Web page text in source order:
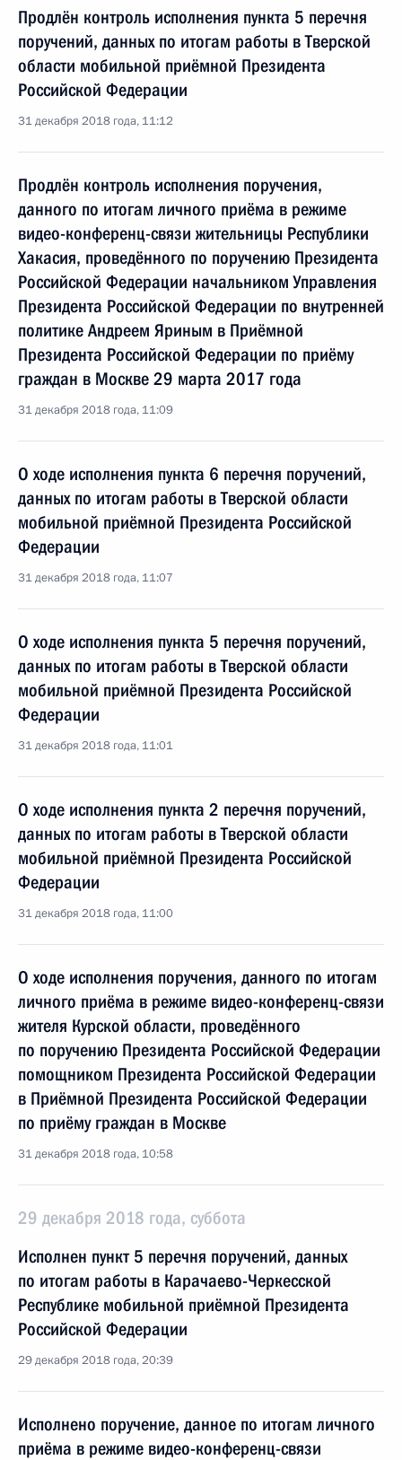
Продлён контроль исполнения пункта 5 перечня
поручений, данных по итогам работы в Тверской
области мобильной приёмной Президента
Российской Федерации
31 декабря 2018 года, 11:12
Продлён контроль исполнения поручения,
данного по итогам личного приёма в режиме
видео-конференц-связи жительницы Республики
Хакасия, проведённого по поручению Президента
Российской Федерации начальником Управления
Президента Российской Федерации по внутренней
политике Андреем Яриным в Приёмной
Президента Российской Федерации по приёму
граждан в Москве 29 марта 2017 года
31 декабря 2018 года, 11:09
О ходе исполнения пункта 6 перечня поручений,
данных по итогам работы в Тверской области
мобильной приёмной Президента Российской
Федерации
31 декабря 2018 года, 11:07
О ходе исполнения пункта 5 перечня поручений,
данных по итогам работы в Тверской области
мобильной приёмной Президента Российской
Федерации
31 декабря 2018 года, 11:01
О ходе исполнения пункта 2 перечня поручений,
данных по итогам работы в Тверской области
мобильной приёмной Президента Российской
Федерации
31 декабря 2018 года, 11:00
О ходе исполнения поручения, данного по итогам
личного приёма в режиме видео-конференц-связи
жителя Курской области, проведённого
по поручению Президента Российской Федерации
помощником Президента Российской Федерации
в Приёмной Президента Российской Федерации
по приёму граждан в Москве
31 декабря 2018 года, 10:58
29 декабря 2018 года, суббота
Исполнен пункт 5 перечня поручений, данных
по итогам работы в Карачаево-Черкесской
Республике мобильной приёмной Президента
Российской Федерации
29 декабря 2018 года, 20:39
Исполнено поручение, данное по итогам личного
приёма в режиме видео-конференц-связи